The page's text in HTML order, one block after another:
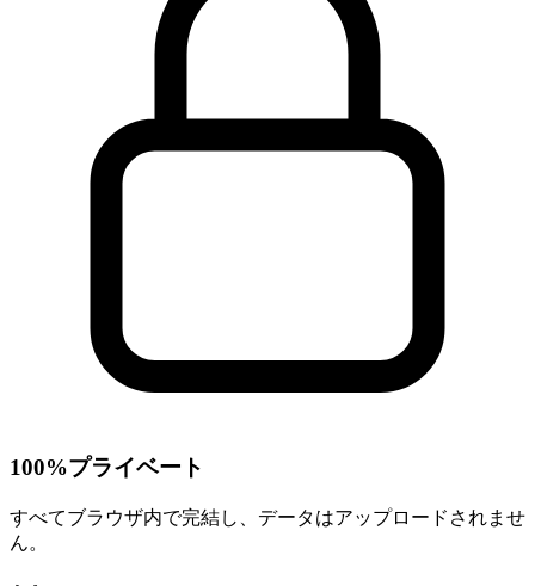
100%プライベート
すべてブラウザ内で完結し、データはアップロードされませ
ん。